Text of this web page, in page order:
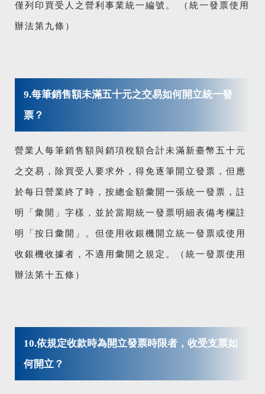
僅列印買受人之營利事業統一編號。 （統一發票使用
辦法第九條）
9.每筆銷售額未滿五十元之交易如何開立統一發
票？
營業人每筆銷售額與銷項稅額合計未滿新臺幣五十元
之交易，除買受人要求外，得免逐筆開立發票，但應
於每日營業終了時，按總金額彙開一張統一發票，註
明「彙開」字樣，並於當期統一發票明細表備考欄註
明「按日彙開」。但使用收銀機開立統一發票或使用
收銀機收據者，不適用彙開之規定。（統一發票使用
辦法第十五條）
10.依規定收款時為開立發票時限者，收受支票如
何開立？